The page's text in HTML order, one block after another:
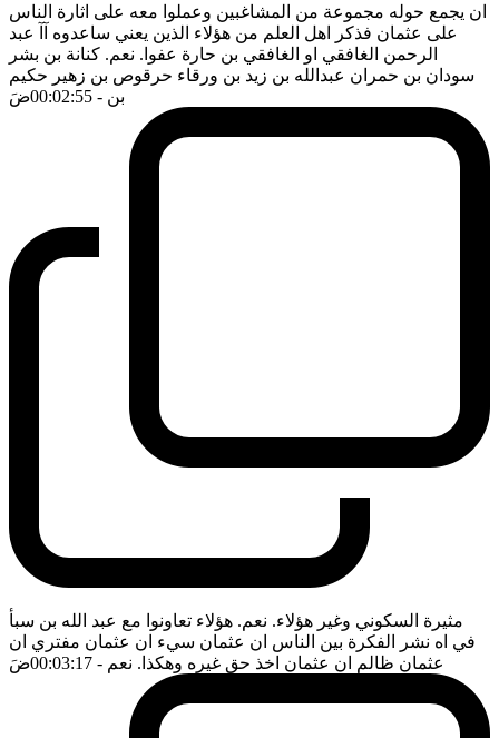
ان يجمع حوله مجموعة من المشاغبين وعملوا معه على اثارة الناس
على عثمان فذكر اهل العلم من هؤلاء الذين يعني ساعدوه آآ عبد
الرحمن الغافقي او الغافقي بن حارة عفوا. نعم. كنانة بن بشر
سودان بن حمران عبدالله بن زيد بن ورقاء حرقوص بن زهير حكيم
بن - 00:02:55 ضَ
مثيرة السكوني وغير هؤلاء. نعم. هؤلاء تعاونوا مع عبد الله بن سبأ
في اه نشر الفكرة بين الناس ان عثمان سيء ان عثمان مفتري ان
عثمان ظالم ان عثمان اخذ حق غيره وهكذا. نعم - 00:03:17 ضَ